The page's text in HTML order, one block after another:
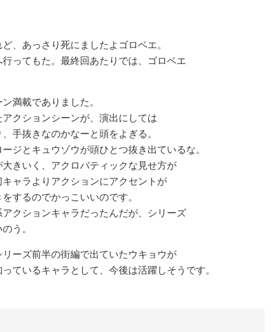
、あっさり死にましたよゴロベエ。
ってもた。最終回あたりでは、ゴロベエ
満載でありました。
クションシーンが、演出にしては
手抜きなのかなーと頭をよぎる。
ジとキュウゾウが頭ひとつ抜き出ているな。
きいく、アクロバティックな見せ方が
ャラよりアクションにアクセントが
するのでかっこいいのです。
クションキャラだったんだが、シリーズ
う。
ーズ前半の街編で出ていたウキョウが
ているキャラとして、今後は活躍しそうです。